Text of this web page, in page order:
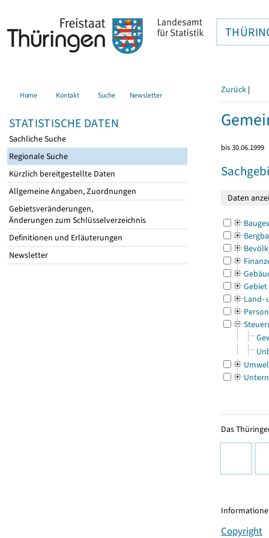
Home Kontakt Suche Newsletter
STATISTISCHE DATEN
Sachliche Suche
Regionale Suche
Kürzlich bereitgestellte Daten
Allgemeine Angaben, Zuordnungen
Gebietsveränderungen,
Änderungen zum Schlüsselverzeichnis
Definitionen und Erläuterungen
Newsletter
Zurück |
bis 30.06.1999
Gebiet
Land-
Das
Copyright